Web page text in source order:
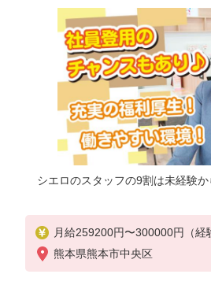
シエロのスタッフの9割は未経験
月給259200円〜300000円（経
※残業手当別途支給
※研修期間6か月・時給1500円〜
熊本県熊本市中央区